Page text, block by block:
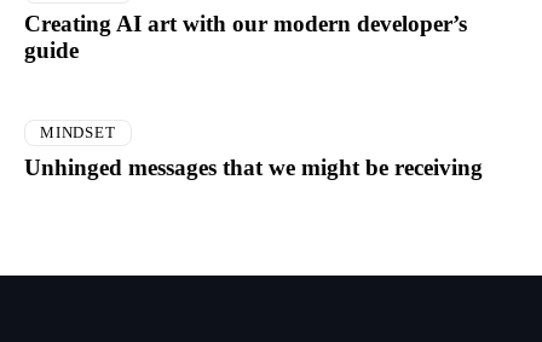
Creating AI art with our modern developer’s
guide
MINDSET
Unhinged messages that we might be receiving